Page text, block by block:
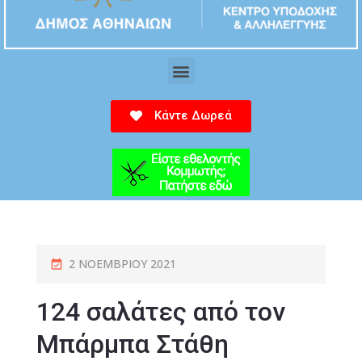
Κάντε Δωρεά
2 ΝΟΕΜΒΡΊΟΥ 2021
124 σαλάτες από τον
Μπάρμπα Στάθη